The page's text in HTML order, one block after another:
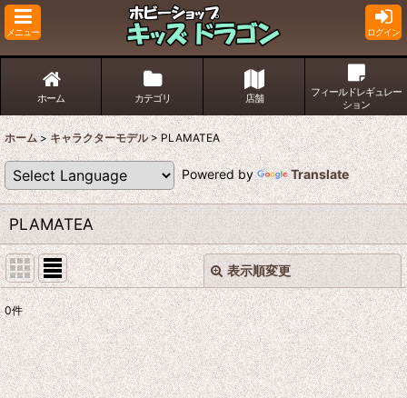
メニュー ログイン
ホーム カテゴリ 店舗
フィールドレギュレー
ション
ホーム > キャラクターモデル > PLAMATEA
Powered by Translate
PLAMATEA
表示順変更
表示数:
並び順:
閉じる
0件